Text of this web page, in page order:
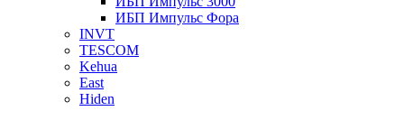
ИБП Импульс Фора
INVT
TESCOM
Kehua
East
Hiden